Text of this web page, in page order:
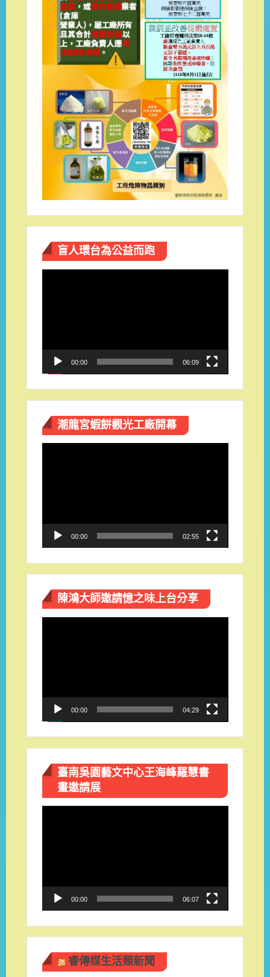
盲人環台​為公益而跑
00:00 06:09
潮龍宮蝦餅觀光工廠開幕
00:00 02:55
陳鴻大師邀請憶之味上台分享
00:00 04:29
臺南吳園藝文中心王海峰羅慧書
畫邀請展
00:00 06:07
睿傳媒生活類新聞